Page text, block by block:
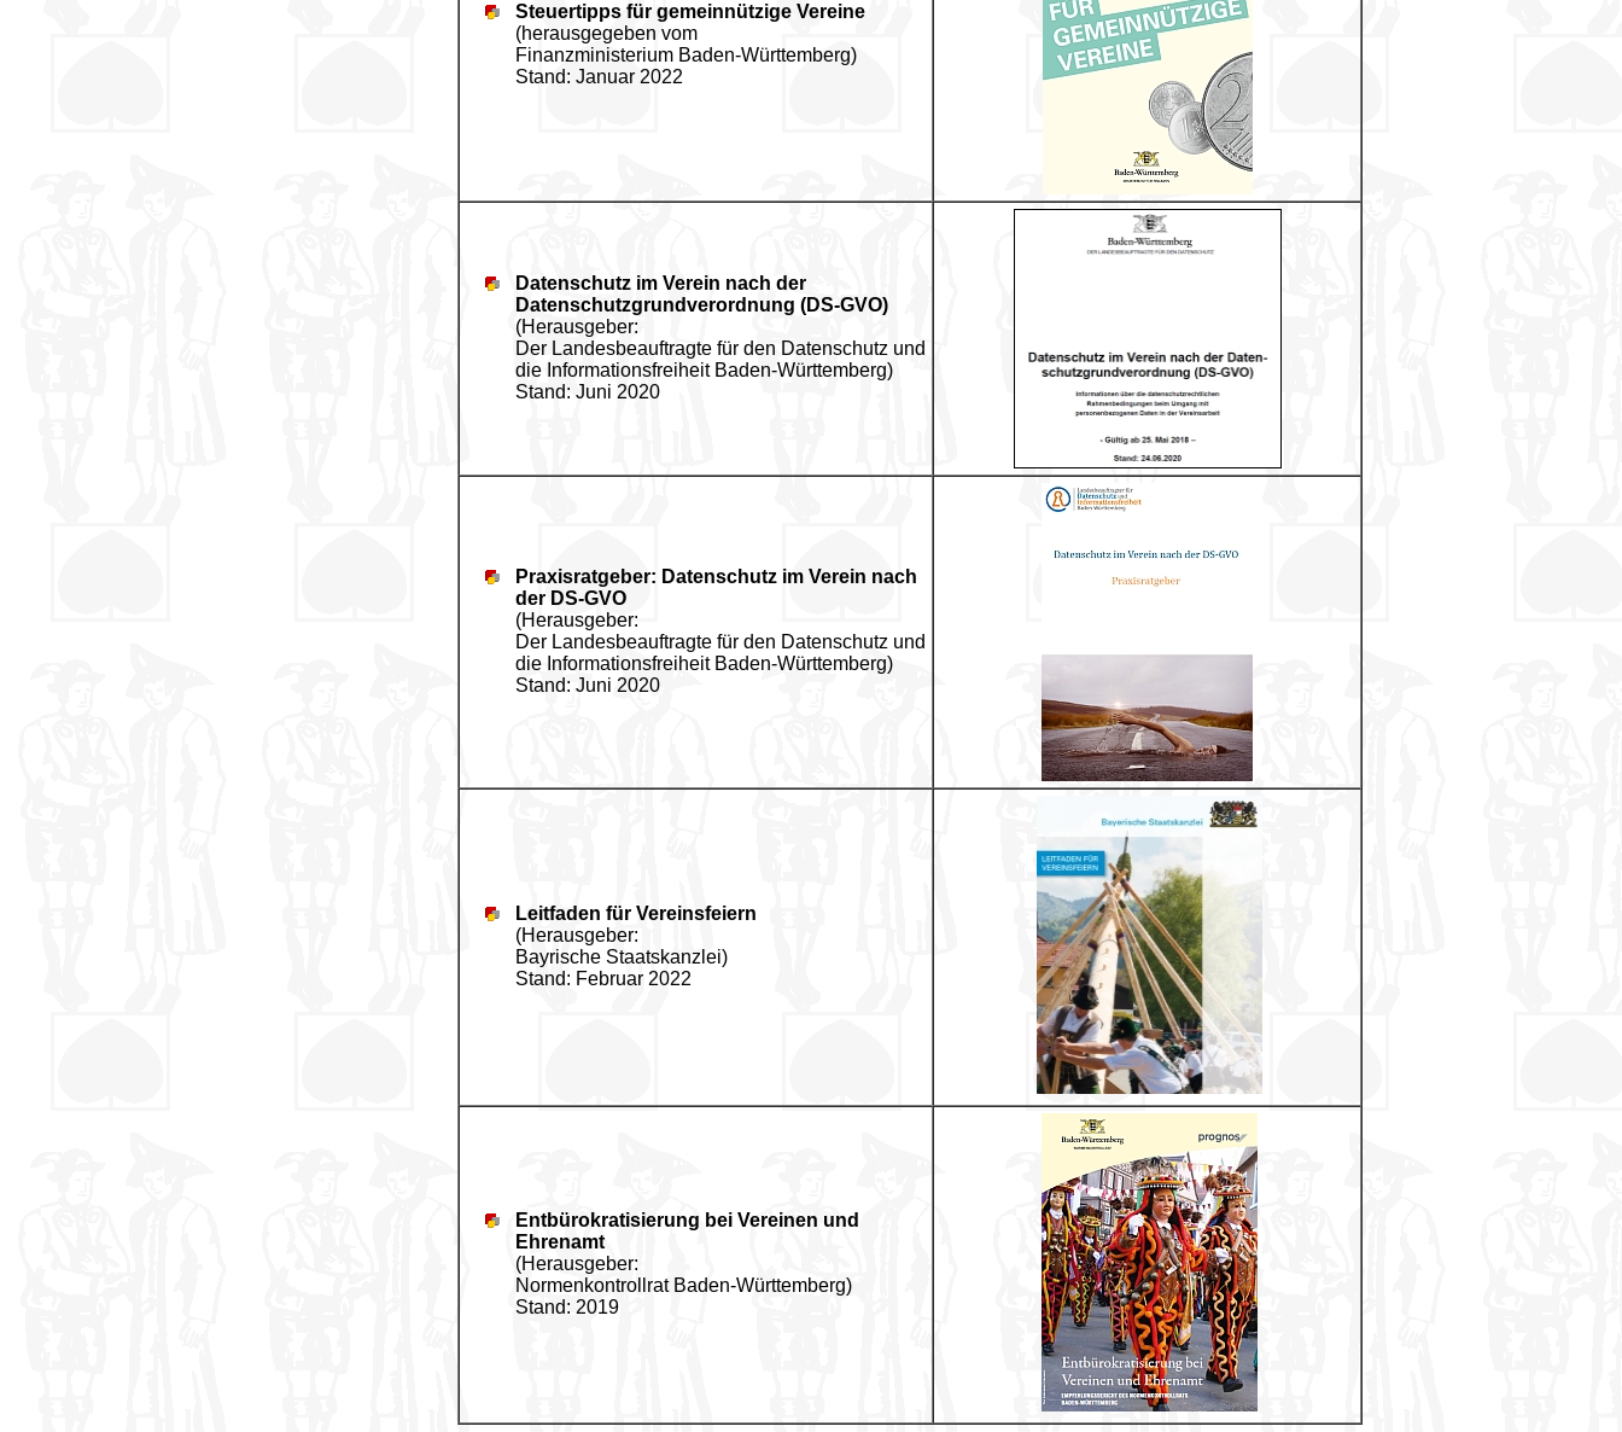
Steuertipps für gemeinnützige Vereine
(herausgegeben vom
Finanzministerium Baden-Württemberg)
Stand: Januar 2022
Datenschutz im Verein nach der
Datenschutzgrundverordnung (DS-GVO)
(Herausgeber:
Der Landesbeauftragte für den Datenschutz und
die Informationsfreiheit Baden-Württemberg)
Stand: Juni 2020
Praxisratgeber: Datenschutz im Verein nach
der DS-GVO
(Herausgeber:
Der Landesbeauftragte für den Datenschutz und
die Informationsfreiheit Baden-Württemberg)
Stand: Juni 2020
Leitfaden für Vereinsfeiern
(Herausgeber:
Bayrische Staatskanzlei)
Stand: Februar 2022
Entbürokratisierung bei Vereinen und
Ehrenamt
(Herausgeber:
Normenkontrollrat Baden-Württemberg)
Stand: 2019